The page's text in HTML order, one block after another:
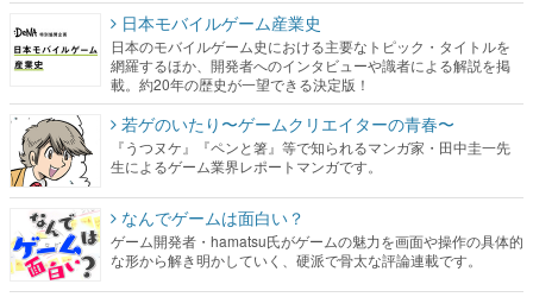
日本モバイルゲーム産業史
日本のモバイルゲーム史における主要なトピック・タイトルを
網羅するほか、開発者へのインタビューや識者による解説を掲
載。約20年の歴史が一望できる決定版！
若ゲのいたり〜ゲームクリエイターの青春〜
『うつヌケ』『ペンと箸』等で知られるマンガ家・田中圭一先
生によるゲーム業界レポートマンガです。
なんでゲームは面白い？
ゲーム開発者・hamatsu氏がゲームの魅力を画面や操作の具体的
な形から解き明かしていく、硬派で骨太な評論連載です。